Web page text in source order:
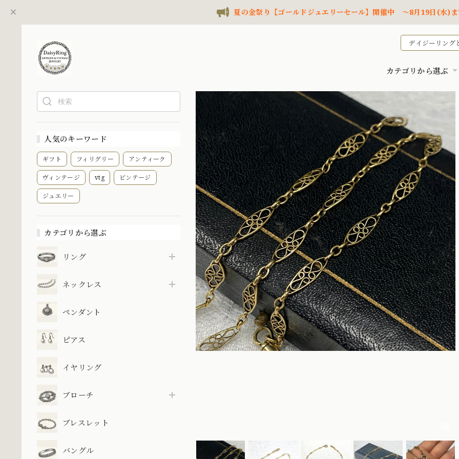
夏の金祭り【ゴールドジュエリーセール】開催中 ～8月19日(水)
デイジーリング
カテゴリから選ぶ
人気のキーワード
ギフト フィリグリー アンティーク
ヴィンテージ vtg ビンテージ
ジュエリー
カテゴリから選ぶ
リング
ネックレス
ペンダント
ピアス
イヤリング
ブローチ
ブレスレット
バングル